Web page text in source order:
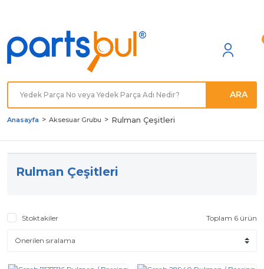
ARA
Anasayfa Aksesuar Grubu Rulman Çeşitleri
Rulman Çeşitleri
Stoktakiler Toplam 6 ürün